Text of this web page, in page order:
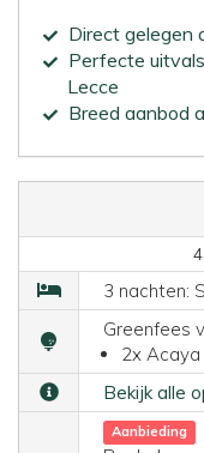
Direct gelegen
Perfecte
Lecce
Breed aanbod
3 nachten:
Greenfees
2x Acaya
Bekijk alle
Aanbieding